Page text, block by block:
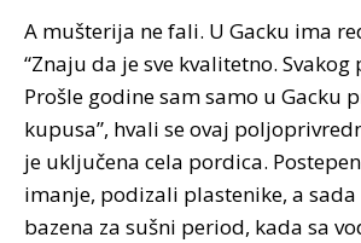
A mušterija ne fali. U Gacku ima
“Znaju da je sve kvalitetno.
Prošle godine sam samo u Gacku
kupusa”, hvali se ovaj
je uključena cela pordica.
imanje, podizali plastenike, a
bazena za sušni period, kada sa